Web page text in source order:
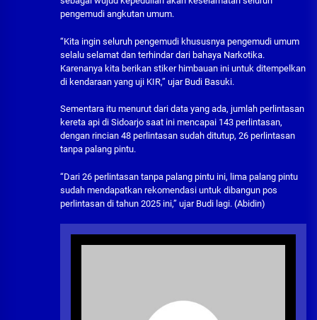
pengemudi angkutan umum.
“Kita ingin seluruh pengemudi khususnya pengemudi umum
selalu selamat dan terhindar dari bahaya Narkotika.
Karenanya kita berikan stiker himbauan ini untuk ditempelkan
di kendaraan yang uji KIR,” ujar Budi Basuki.
Sementara itu menurut dari data yang ada, jumlah perlintasan
kereta api di Sidoarjo saat ini mencapai 143 perlintasan,
dengan rincian 48 perlintasan sudah ditutup, 26 perlintasan
tanpa palang pintu.
“Dari 26 perlintasan tanpa palang pintu ini, lima palang pintu
sudah mendapatkan rekomendasi untuk dibangun pos
perlintasan di tahun 2025 ini,” ujar Budi lagi. (Abidin)